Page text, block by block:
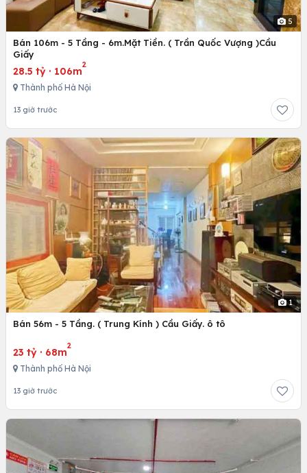
5
Bán 106m - 5 Tầng - 6m.Mặt Tiền. ( Trần Quốc Vượng )Cầu
Giấy
28.5 tỷ · 106m
2
Thành phố Hà Nội
13 giờ trước
1
Bán 56m - 5 Tầng. ( Trung Kính ) Cầu Giấy. ô tô
23 tỷ · 68m
2
Thành phố Hà Nội
13 giờ trước